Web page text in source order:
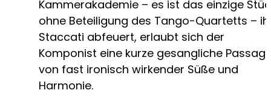
Kammerakademie – es ist das einzige
ohne Beteiligung des Tango-Quartetts –
Staccati abfeuert, erlaubt sich der
Komponist eine kurze gesangliche
von fast ironisch wirkender Süße und
Harmonie.